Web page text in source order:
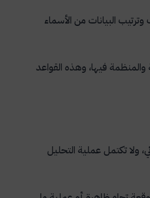
البيانات من الأسماء
والمنظمة فيها، وهذه القواعد
ولا تكتمل عملية التحليل